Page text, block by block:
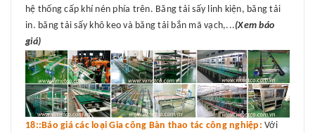
hệ thống cấp khí nén phía trên. Băng tải sấy linh kiện, băng tải
in. băng tải sấy khô keo và băng tải bắn mã vạch,...(Xem báo
giá)
18::Báo giá các loại Gia công Bàn thao tác công nghiệp: Với